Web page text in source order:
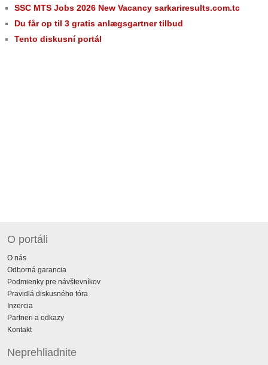
SSC MTS Jobs 2026 New Vacancy sarkariresults.com.tc
Du får op til 3 gratis anlægsgartner tilbud
Tento diskusní portál
O portáli
O nás
Odborná garancia
Podmienky pre návštevníkov
Pravidlá diskusného fóra
Inzercia
Partneri a odkazy
Kontakt
Neprehliadnite